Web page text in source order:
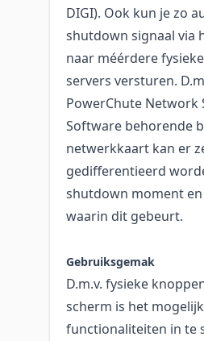
DIGI). Ook kun je zo
shutdown signaal via
naar méérdere
servers versturen.
PowerChute Network
Software behorende
netwerkkaart kan er
gedifferentieerd
shutdown moment
waarin dit gebeurt.
Gebruiksgemak
D.m.v. fysieke
scherm is het
functionaliteiten in te